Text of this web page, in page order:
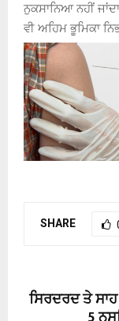
ਨੁਕਸਾਨਿਆ ਨਹੀਂ
ਵੀ ਅਹਿਮ ਭੂਮਿਕਾ
SHARE
ਸਿਰਦਰਦ ਤੇ